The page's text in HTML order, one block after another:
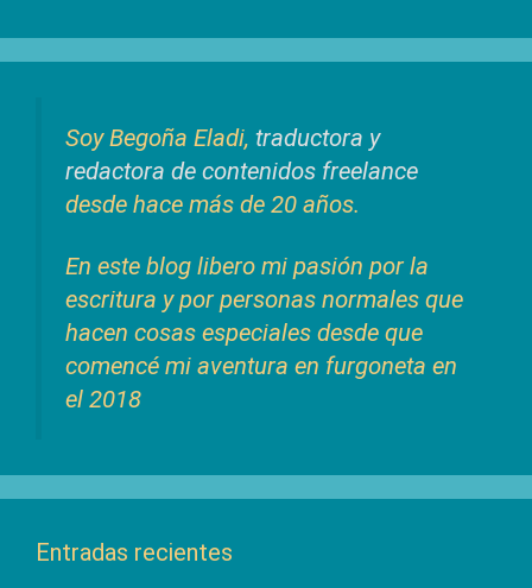
Soy Begoña Eladi, traductora y
redactora de contenidos freelance
desde hace más de 20 años.
En este blog libero mi pasión por la
escritura y por personas normales que
hacen cosas especiales desde que
comencé mi aventura en furgoneta en
el 2018
Entradas recientes